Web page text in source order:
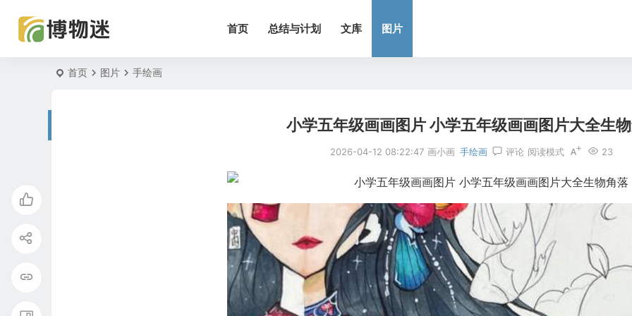
首页 总结与计划 文库 图片
首页 图片 手绘画
小学五年级画画图片 小学五年级画画图片大全生
2026-04-12 08:22:47 画小画 手绘画 评论 23
阅读模式